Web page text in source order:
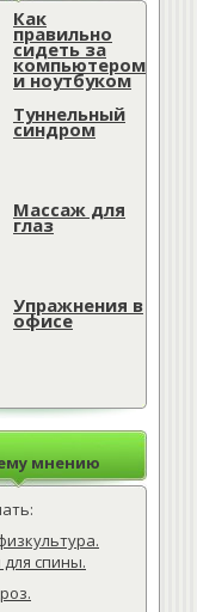
Как
правильно
сидеть за
компьютером
и ноутбуком
Туннельный
синдром
Массаж для
глаз
Упражнения в
офисе
мнению
спины.